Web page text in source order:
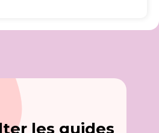
les guides